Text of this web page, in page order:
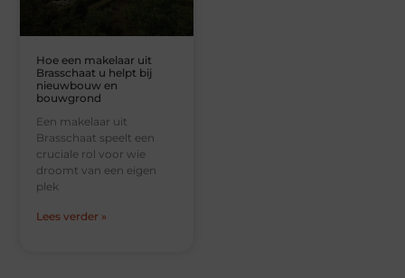
Hoe een makelaar uit
Brasschaat u helpt bij
nieuwbouw en
bouwgrond
Een makelaar uit
Brasschaat speelt een
cruciale rol voor wie
droomt van een eigen
plek
Lees verder »